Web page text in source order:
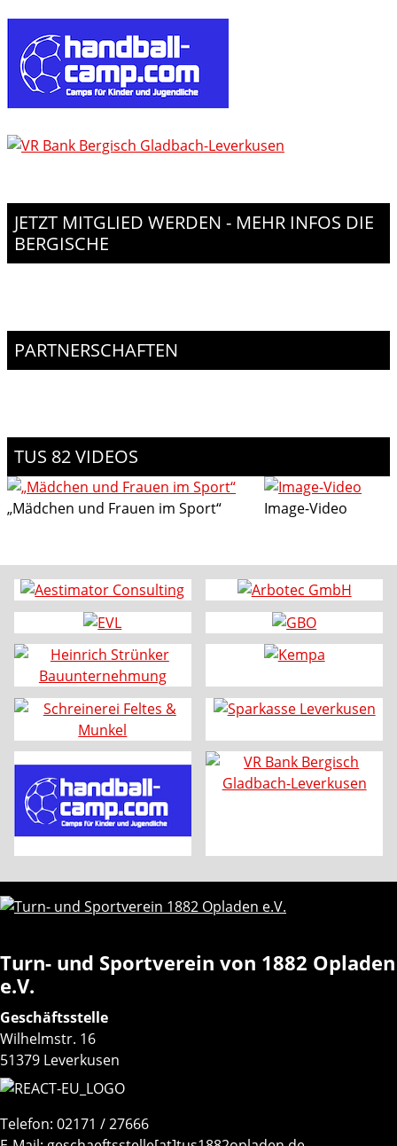
JETZT MITGLIED WERDEN - MEHR INFOS DIE
BERGISCHE
PARTNERSCHAFTEN
TUS 82 VIDEOS
„Mädchen und Frauen im Sport“ Image-Video
Turn- und Sportverein von 1882 Opladen
e.V.
Geschäftsstelle
Wilhelmstr. 16
51379 Leverkusen
Telefon: 02171 / 27666